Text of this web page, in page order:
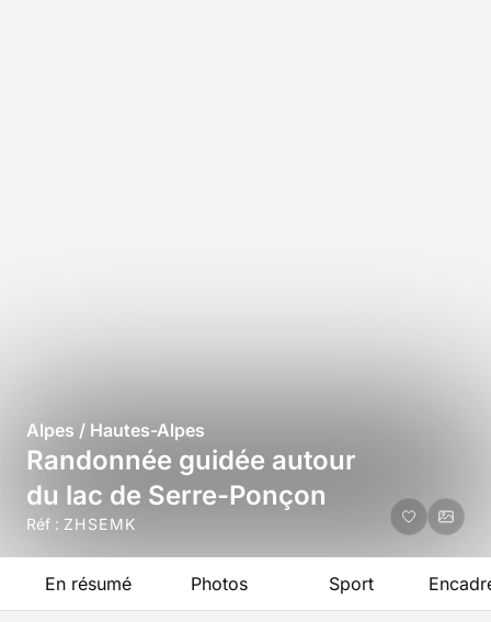
Alpes / Hautes-Alpes
Randonnée guidée autour
du lac de Serre-Ponçon
Réf : ZHSEMK
En résumé Photos Sport